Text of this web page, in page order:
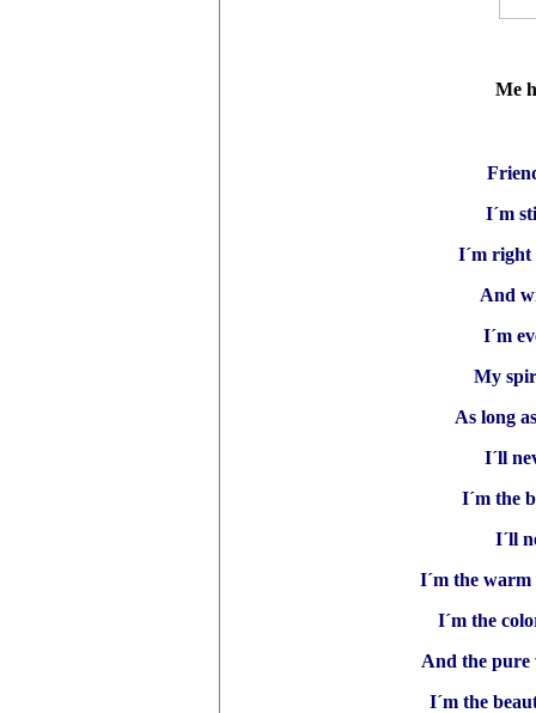
Me
I´m
I´m right
And
I´m
My
As long
I´ll
I´m the
I´ll
I´m the warm
I´m the
And the pure
I´m the